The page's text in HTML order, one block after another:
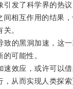
发了科学界的热议
间相互作用的结果
。
的黑洞加速，这一
可能性。
效应，或许可以借
，从而实现人类探